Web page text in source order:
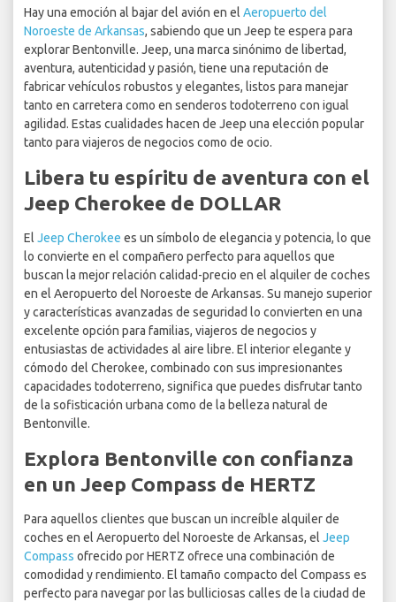
Hay una emoción al bajar del avión en el Aeropuerto del
Noroeste de Arkansas, sabiendo que un Jeep te espera para
explorar Bentonville. Jeep, una marca sinónimo de libertad,
aventura, autenticidad y pasión, tiene una reputación de
fabricar vehículos robustos y elegantes, listos para manejar
tanto en carretera como en senderos todoterreno con igual
agilidad. Estas cualidades hacen de Jeep una elección popular
tanto para viajeros de negocios como de ocio.
Libera tu espíritu de aventura con el
Jeep Cherokee de DOLLAR
El Jeep Cherokee es un símbolo de elegancia y potencia, lo que
lo convierte en el compañero perfecto para aquellos que
buscan la mejor relación calidad-precio en el alquiler de coches
en el Aeropuerto del Noroeste de Arkansas. Su manejo superior
y características avanzadas de seguridad lo convierten en una
excelente opción para familias, viajeros de negocios y
entusiastas de actividades al aire libre. El interior elegante y
cómodo del Cherokee, combinado con sus impresionantes
capacidades todoterreno, significa que puedes disfrutar tanto
de la sofisticación urbana como de la belleza natural de
Bentonville.
Explora Bentonville con confianza
en un Jeep Compass de HERTZ
Para aquellos clientes que buscan un increíble alquiler de
coches en el Aeropuerto del Noroeste de Arkansas, el Jeep
Compass ofrecido por HERTZ ofrece una combinación de
comodidad y rendimiento. El tamaño compacto del Compass es
perfecto para navegar por las bulliciosas calles de la ciudad de